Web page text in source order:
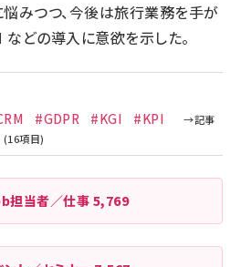
みつつ、今後は旅行業務を手が
などの導入に意欲を示した。
#GDPR #KGI #KPI
担当者／仕事 5,769